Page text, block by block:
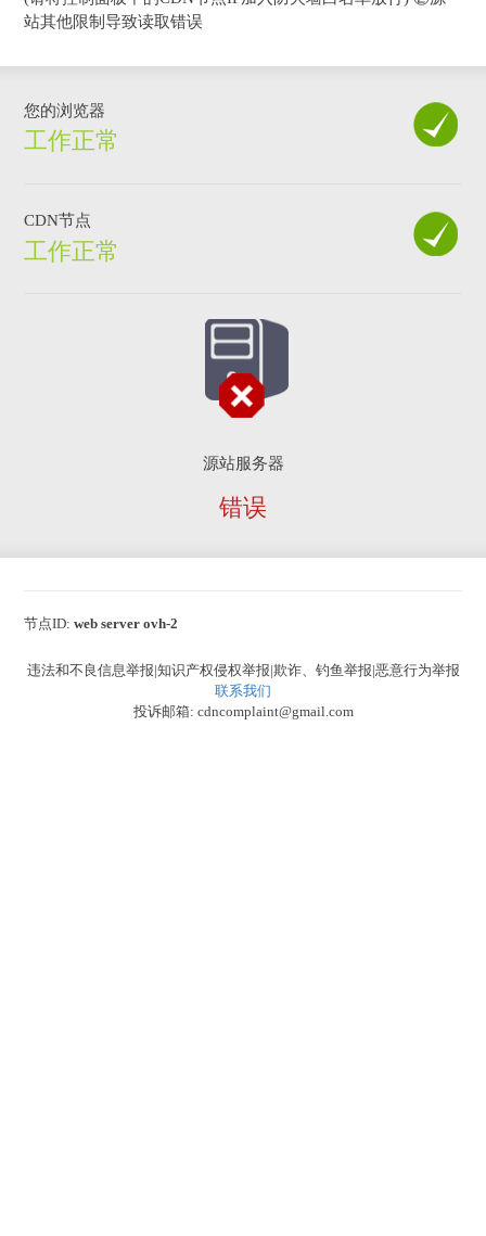
站其他限制导致读取错误
您的浏览器
工作正常
CDN节点
工作正常
源站服务器
错误
节点ID:web server ovh-2
违法和不良信息举报|知识产权侵权举报|欺诈、钓鱼举报|恶意行为举报
联系我们
投诉邮箱: cdncomplaint@gmail.com